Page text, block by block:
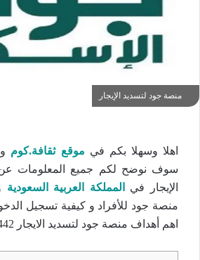
منصة جود لتسديد الإيجار
اهلا وسهلا بكم في موقع ثقافة.كوم
سوف نوضح لكم جميع المعلومات
الإيجار في
المملكة العربية السعودية
منصة جود للأفراد و كيفية تسجيل
اهم أهداف منصة جود لتسديد الايجار 1442